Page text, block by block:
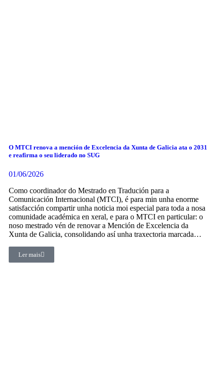
O MTCI renova a mención de Excelencia da Xunta de Galicia ata o 2031
e reafirma o seu liderado no SUG
01/06/2026
Como coordinador do Mestrado en Tradución para a
Comunicación Internacional (MTCI), é para min unha enorme
satisfacción compartir unha noticia moi especial para toda a nosa
comunidade académica en xeral, e para o MTCI en particular: o
noso mestrado vén de renovar a Mención de Excelencia da
Xunta de Galicia, consolidando así unha traxectoria marcada…
Ler mais